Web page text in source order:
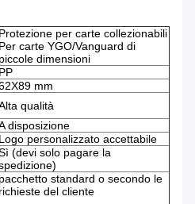
Protezione per carte collezionabili
Per carte YGO/Vanguard di
piccole dimensioni
PP
mm
qualità
disposizione
Logo personalizzato accettabile
(devi solo pagare la
pacchetto standard o secondo le
richieste del cliente